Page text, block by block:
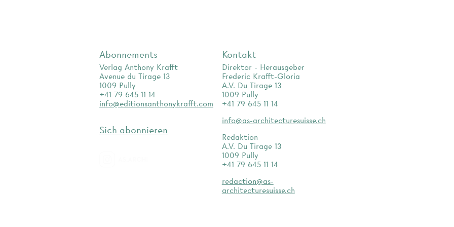
Abonnements
Verlag Anthony Krafft
Avenue du Tirage 13
1009 Pully
+41 79 645 11 14
info@editionsanthonykrafft.com
Sich abonnieren
Kontakt
Direktor - Herausgeber
Frederic Krafft-Gloria
A.V. Du Tirage 13
1009 Pully
+41 79 645 11 14
info@as-architecturesuisse.ch
Redaktion
A.V. Du Tirage 13
1009 Pully
+41 79 645 11 14
redaction@as-
architecturesuisse.ch